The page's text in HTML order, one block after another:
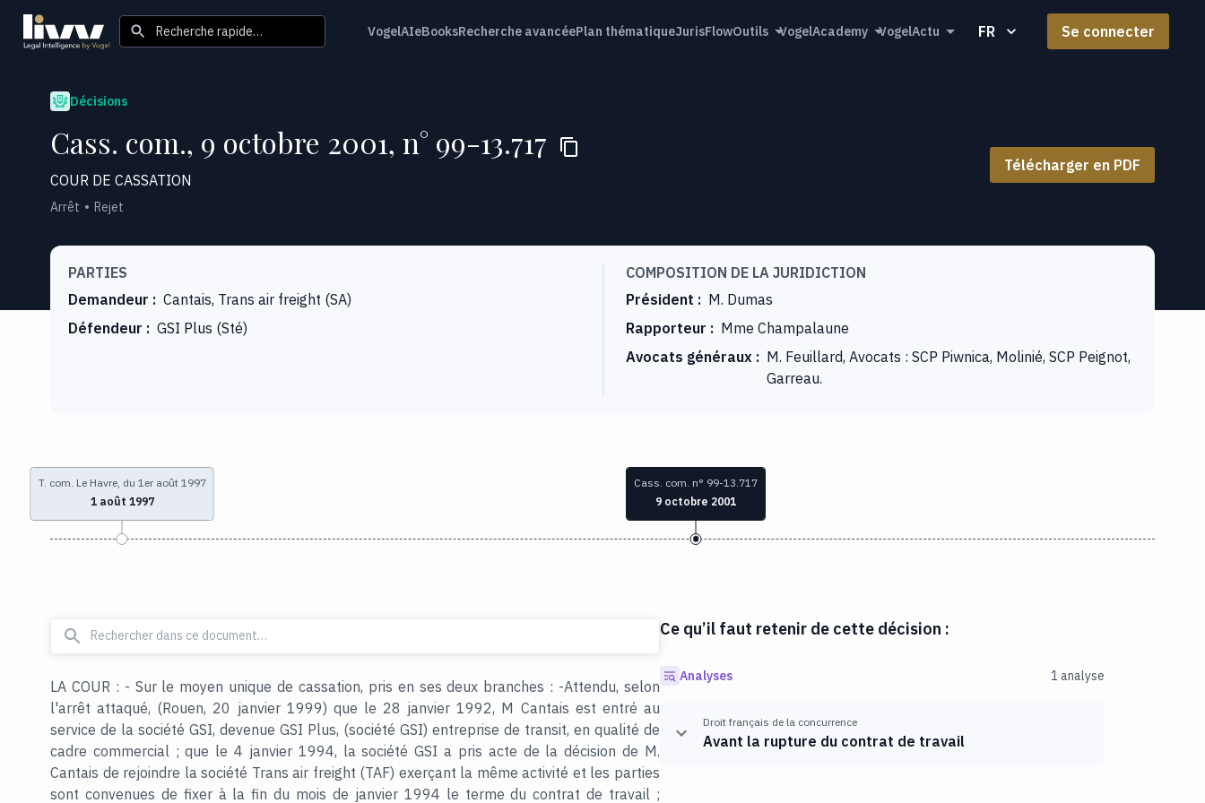
Recherche rapide… VogelAIeBooksRecherche avancéePlan thématiqueJurisFlowOutils VogelAcademy VogelActu FR Se connecter
Décisions
Cass. com., 9 octobre 2001, n° 99-13.717
COUR DE CASSATION
Télécharger en PDF
Arrêt Rejet
PARTIES
Demandeur : Cantais, Trans air freight (SA)
Défendeur : GSI Plus (Sté)
COMPOSITION DE LA JURIDICTION
Président : M. Dumas
Rapporteur : Mme Champalaune
Avocats généraux : M. Feuillard, Avocats : SCP Piwnica, Molinié, SCP Peignot,
Garreau.
T. com. Le Havre, du 1er août 1997
1 août 1997
Cass. com. n° 99-13.717
9 octobre 2001
LA COUR : - Sur le moyen unique de cassation, pris en ses deux branches : -Attendu, selon
l'arrêt attaqué, (Rouen, 20 janvier 1999) que le 28 janvier 1992, M Cantais est entré au
service de la société GSI, devenue GSI Plus, (société GSI) entreprise de transit, en qualité de
cadre commercial ; que le 4 janvier 1994, la société GSI a pris acte de la décision de M.
Cantais de rejoindre la société Trans air freight (TAF) exerçant la même activité et les parties
sont convenues de fixer à la fin du mois de janvier 1994 le terme du contrat de travail ;
Ce qu’il faut retenir de cette décision :
Analyses 1 analyse
Droit français de la concurrence
Avant la rupture du contrat de travail